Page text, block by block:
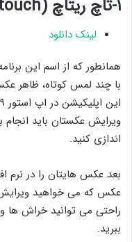
۱-تاچ ریتاچ (TouchRetouch)
لینک دانلود
همانطور که از اسم این
با چند لمس کوتاه، ظاهر
ویرایش عکستان باید
اندازی کنید.
بعد عکس هایتان را در نرم
عکس که می خواهید ویرایش
راحتی می توانید خراش
ببرید.